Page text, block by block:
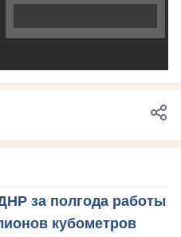
за полгода работы
кубометров